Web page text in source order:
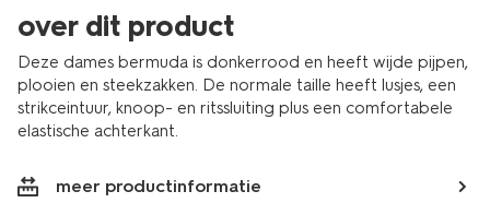
over dit product
Deze dames bermuda is donkerrood en heeft wijde pijpen,
plooien en steekzakken. De normale taille heeft lusjes, een
strikceintuur, knoop- en ritssluiting plus een comfortabele
elastische achterkant.
meer productinformatie